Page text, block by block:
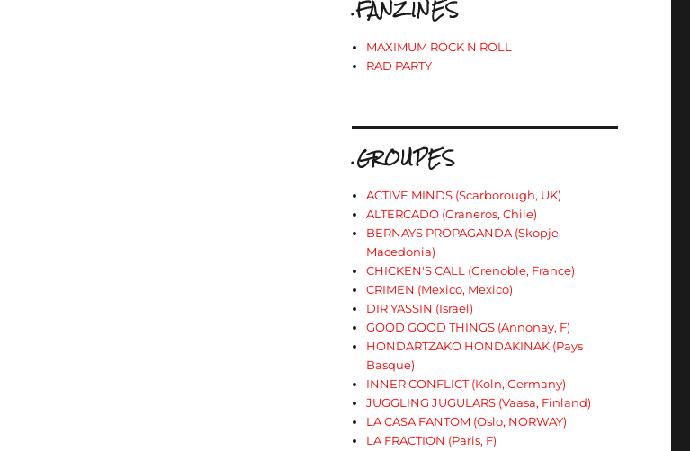
.FANZINES
MAXIMUM ROCK N ROLL
RAD PARTY
.GROUPES
ACTIVE MINDS (Scarborough, UK)
ALTERCADO (Graneros, Chile)
BERNAYS PROPAGANDA (Skopje,
Macedonia)
CHICKEN'S CALL (Grenoble, France)
CRIMEN (Mexico, Mexico)
DIR YASSIN (Israel)
GOOD GOOD THINGS (Annonay, F)
HONDARTZAKO HONDAKINAK (Pays
Basque)
INNER CONFLICT (Koln, Germany)
JUGGLING JUGULARS (Vaasa, Finland)
LA CASA FANTOM (Oslo, NORWAY)
LA FRACTION (Paris, F)